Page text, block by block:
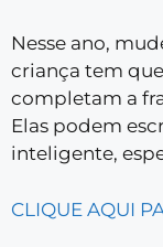
Nesse ano,
criança tem
completam a
Elas podem
inteligente,
CLIQUE AQUI